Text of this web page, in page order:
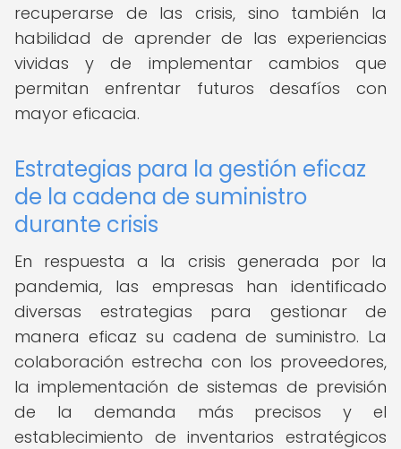
recuperarse de las crisis, sino también la
habilidad de aprender de las experiencias
vividas y de implementar cambios que
permitan enfrentar futuros desafíos con
mayor eficacia.
Estrategias para la gestión eficaz
de la cadena de suministro
durante crisis
En respuesta a la crisis generada por la
pandemia, las empresas han identificado
diversas estrategias para gestionar de
manera eficaz su cadena de suministro. La
colaboración estrecha con los proveedores,
la implementación de sistemas de previsión
de la demanda más precisos y el
establecimiento de inventarios estratégicos